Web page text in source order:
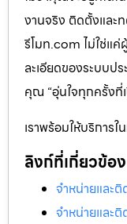
งานจริง ติดตั้งและ
รีโมท.com ไม่ใช่แ
ละเอียดของระบบป
คุณ “อุ่นใจทุกครั้งที่
เราพร้อมให้บริกา
ลิงก์ที่เกี่ยวข้อง
จำหน่ายและ
จำหน่ายและ